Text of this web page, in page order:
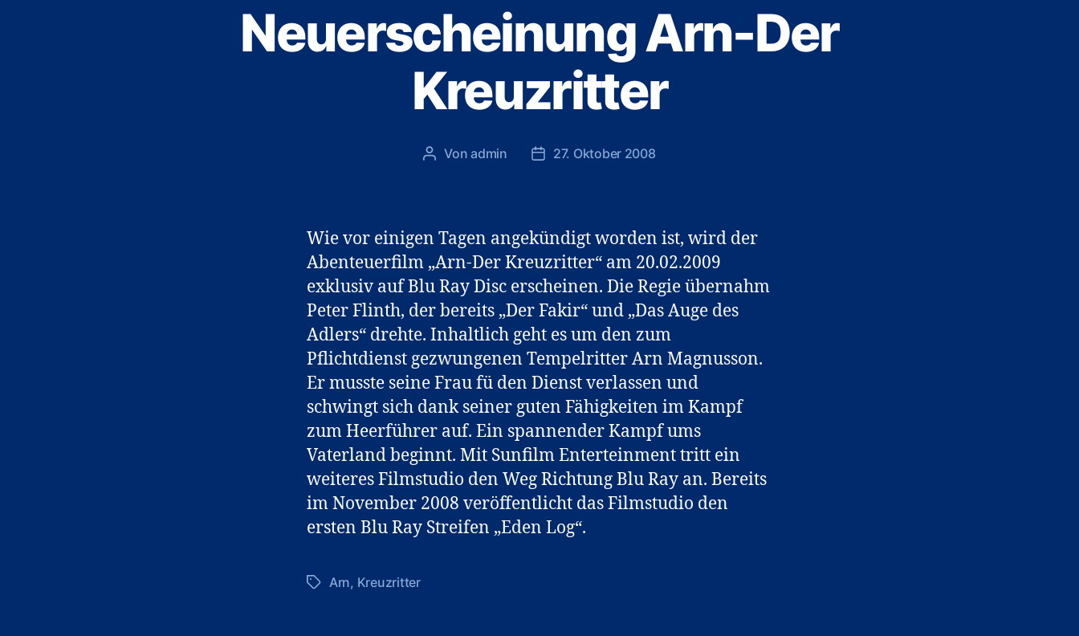
Neuerscheinung Arn-Der
Kreuzritter
Beitragsautor
Vonadmin Veröffentlichungsdatum
27. Oktober 2008
Wie vor einigen Tagen angekündigt worden ist, wird der
Abenteuerfilm „Arn-Der Kreuzritter“ am 20.02.2009
exklusiv auf Blu Ray Disc erscheinen. Die Regie übernahm
Peter Flinth, der bereits „Der Fakir“ und „Das Auge des
Adlers“ drehte. Inhaltlich geht es um den zum
Pflichtdienst gezwungenen Tempelritter Arn Magnusson.
Er musste seine Frau fü den Dienst verlassen und
schwingt sich dank seiner guten Fähigkeiten im Kampf
zum Heerführer auf. Ein spannender Kampf ums
Vaterland beginnt. Mit Sunfilm Enterteinment tritt ein
weiteres Filmstudio den Weg Richtung Blu Ray an. Bereits
im November 2008 veröffentlicht das Filmstudio den
ersten Blu Ray Streifen „Eden Log“.
Schlagwörter
Arn, Kreuzritter